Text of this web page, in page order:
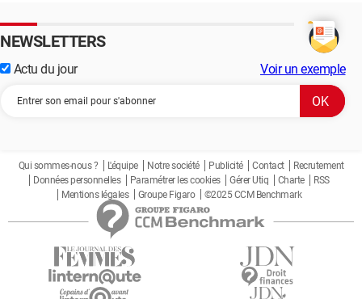
NEWSLETTERS
Actu du jour Voir un exemple
Qui sommes-nous ? L'équipe Notre société Publicité Contact
Recrutement
Données personnelles
Paramétrer les cookies Gérer Utiq Charte
RSS
Mentions légales
Groupe Figaro ©2025 CCM Benchmark